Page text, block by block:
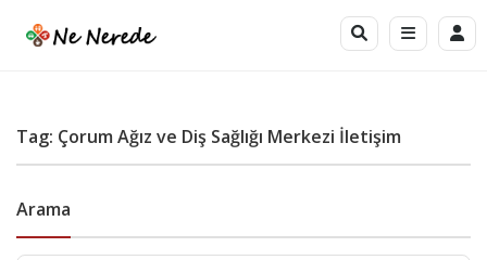
Tag: Çorum Ağız ve Diş Sağlığı Merkezi İletişim
Arama